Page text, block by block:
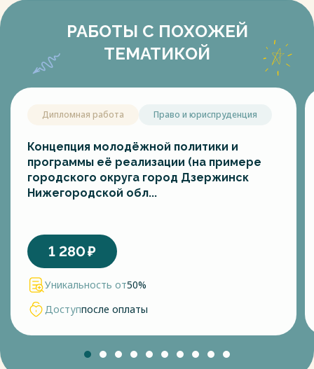
РАБОТЫ С ПОХОЖЕЙ
ТЕМАТИКОЙ
Дипломная работа Право и юриспруденция
Концепция молодёжной политики и
программы её реализации (на примере
городского округа город Дзержинск
Нижегородской обл...
1 280₽
Уникальность от50%
Доступпосле оплаты